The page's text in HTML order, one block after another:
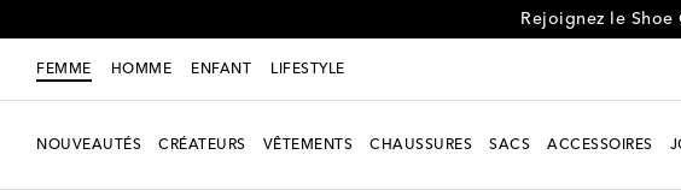
Une
FEMME HOMME ENFANT LIFESTYLE
NOUVEAUTÉS CRÉATEURS VÊTEMENTS CHAUSSURES SACS ACCESSOIRES